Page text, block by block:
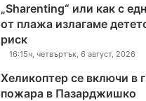
„Sharenting“ или как с
от плажа излагаме
риск
16:15ч, четвъртък, 6 август, 2026
Хеликоптер се включи в
пожара в Пазарджишко